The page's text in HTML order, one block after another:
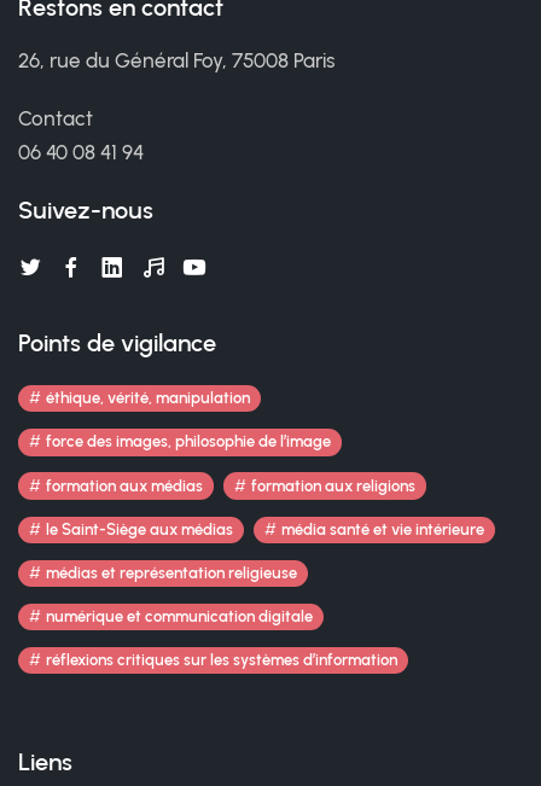
Restons en contact
26, rue du Général Foy, 75008 Paris
Contact
06 40 08 41 94
Suivez-nous
Points de vigilance
éthique, vérité, manipulation
force des images, philosophie de l’image
formation aux médias formation aux religions
le Saint-Siège aux médias média santé et vie intérieure
médias et représentation religieuse
numérique et communication digitale
réflexions critiques sur les systèmes d’information
Liens